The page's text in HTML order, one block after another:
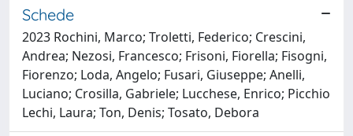
Schede
2023 Rochini, Marco; Troletti, Federico; Crescini,
Andrea; Nezosi, Francesco; Frisoni, Fiorella; Fisogni,
Fiorenzo; Loda, Angelo; Fusari, Giuseppe; Anelli,
Luciano; Crosilla, Gabriele; Lucchese, Enrico; Picchio
Lechi, Laura; Ton, Denis; Tosato, Debora